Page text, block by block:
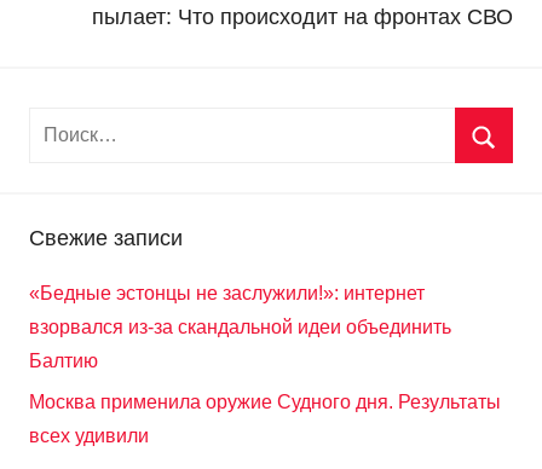
пылает: Что происходит на фронтах СВО
Свежие записи
«Бедные эстонцы не заслужили!»: интернет
взорвался из-за скандальной идеи объединить
Балтию
Москва применила оружие Судного дня. Результаты
всех удивили